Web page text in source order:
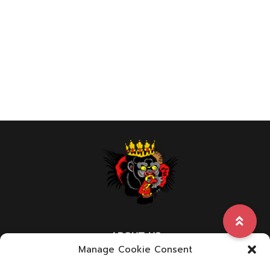
Manage Cookie Consent
ABOUT US